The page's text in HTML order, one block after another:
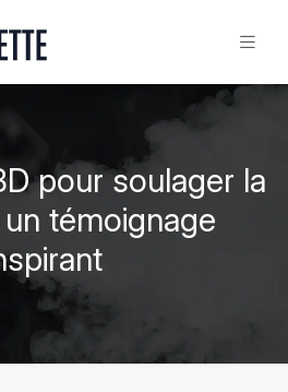
pour soulager la
témoignage